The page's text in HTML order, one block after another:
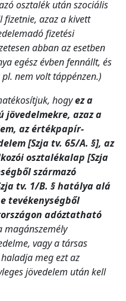
osztalék után szociális
azaz a kivett
fizetési
abban az esetben
egész évben fennállt, és
nem volt táppénzen.)
hogyez a
jövedelmekre, azaz a
az értékpapír-
[Szja tv. 65/A. §], az
osztalékalap [Szja
származó
tv. 1/B. § hatálya alá
tevékenységből
adóztatható
magánszemély
vagy a társas
meg ezt az
jövedelem után kell